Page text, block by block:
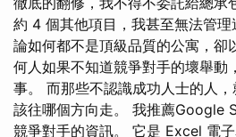
約 4 個其他項目，我甚至無法管
論如何都不是頂級品質的公寓，卻
何人如果不知道競爭對手的壞舉動
事。 而那些不認識成功人士的人
該往哪個方向走。 我推薦Google
競爭對手的資訊。 它是 Excel 電